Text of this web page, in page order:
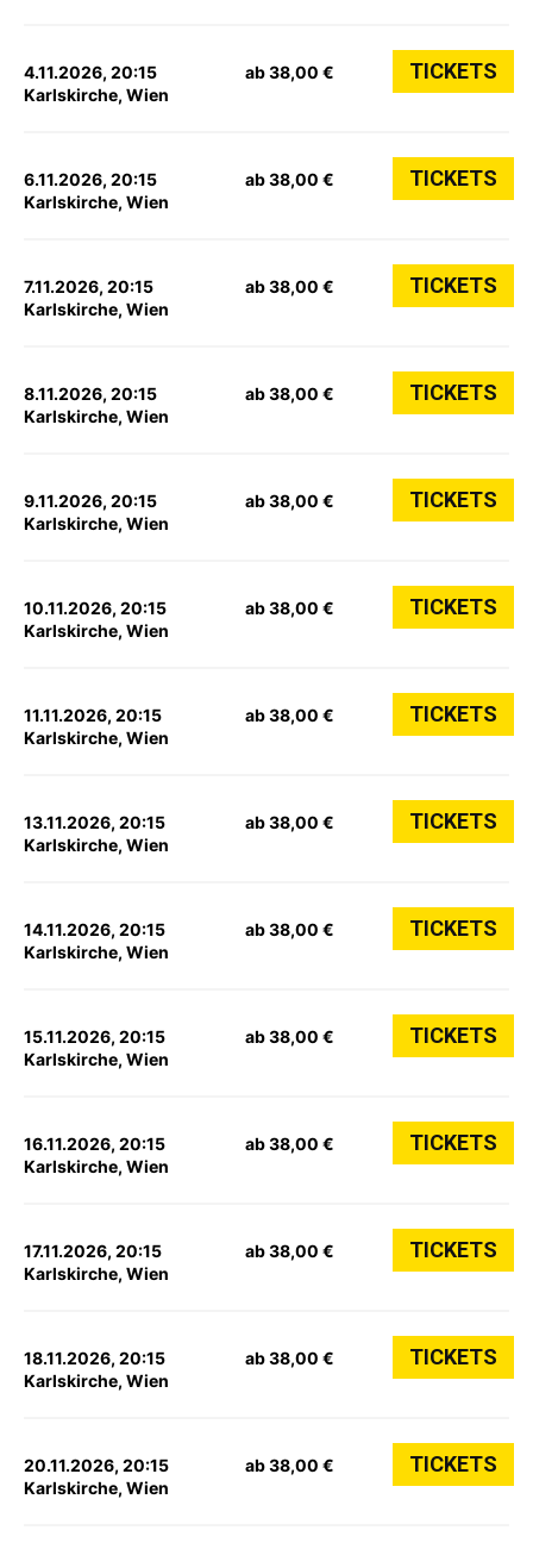
4.11.2026, 20:15
Karlskirche, Wien
ab 38,00 € TICKETS
6.11.2026, 20:15
Karlskirche, Wien
ab 38,00 € TICKETS
7.11.2026, 20:15
Karlskirche, Wien
ab 38,00 € TICKETS
8.11.2026, 20:15
Karlskirche, Wien
ab 38,00 € TICKETS
9.11.2026, 20:15
Karlskirche, Wien
ab 38,00 € TICKETS
10.11.2026, 20:15
Karlskirche, Wien
ab 38,00 € TICKETS
11.11.2026, 20:15
Karlskirche, Wien
ab 38,00 € TICKETS
13.11.2026, 20:15
Karlskirche, Wien
ab 38,00 € TICKETS
14.11.2026, 20:15
Karlskirche, Wien
ab 38,00 € TICKETS
15.11.2026, 20:15
Karlskirche, Wien
ab 38,00 € TICKETS
16.11.2026, 20:15
Karlskirche, Wien
ab 38,00 € TICKETS
17.11.2026, 20:15
Karlskirche, Wien
ab 38,00 € TICKETS
18.11.2026, 20:15
Karlskirche, Wien
ab 38,00 € TICKETS
20.11.2026, 20:15
Karlskirche, Wien
ab 38,00 € TICKETS